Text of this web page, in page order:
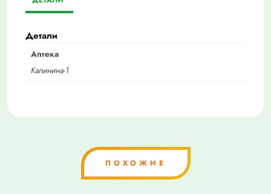
Детали
Аптека
Калинина-1
ПОХОЖИЕ